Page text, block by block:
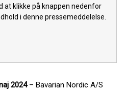
at klikke på knappen nedenfor
i denne pressemeddelelse.
2024– Bavarian Nordic A/S